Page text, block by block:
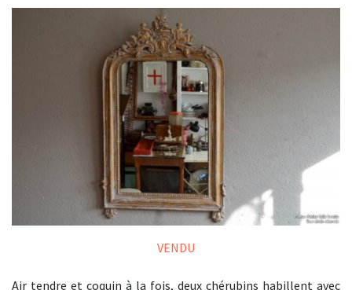
VENDU
Air tendre et coquin à la fois, deux chérubins habillent avec